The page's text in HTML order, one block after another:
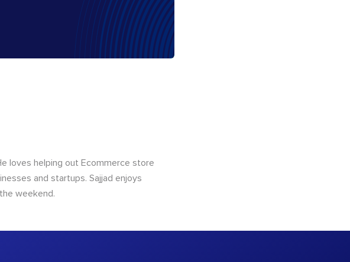
loves helping out Ecommerce store
and startups. Sajjad enjoys
weekend.